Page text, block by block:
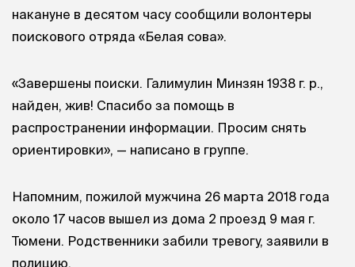
накануне в десятом часу сообщили волонтеры
поискового отряда «Белая сова».
«Завершены поиски. Галимулин Минзян 1938 г. р.,
найден, жив! Спасибо за помощь в
распространении информации. Просим снять
ориентировки», — написано в группе.
Напомним, пожилой мужчина 26 марта 2018 года
около 17 часов вышел из дома 2 проезд 9 мая г.
Тюмени. Родственники забили тревогу, заявили в
полицию.